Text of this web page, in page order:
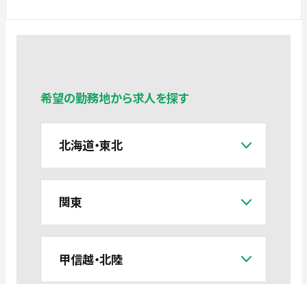
希望の勤務地から求人を探す
北海道・東北
関東
甲信越・北陸